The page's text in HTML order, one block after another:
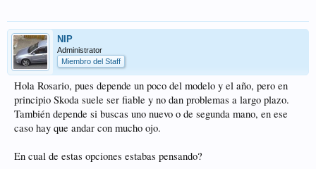
NIP
Administrator
Miembro del Staff
Hola Rosario, pues depende un poco del modelo y el año, pero en
principio Skoda suele ser fiable y no dan problemas a largo plazo.
También depende si buscas uno nuevo o de segunda mano, en ese
caso hay que andar con mucho ojo.
En cual de estas opciones estabas pensando?